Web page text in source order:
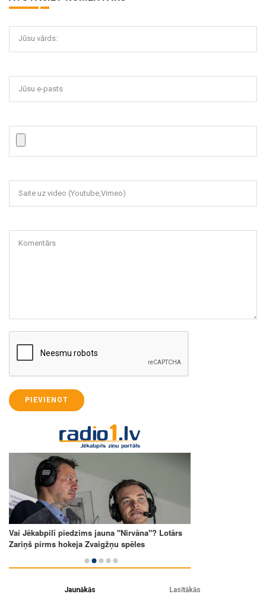
Jūsu vārds:
Jūsu e-pasts
Saite uz video (Youtube,Vimeo)
Komentārs
PIEVIENOT
Jaunākās Lasītākās